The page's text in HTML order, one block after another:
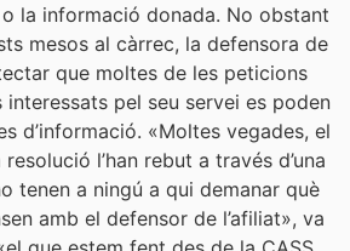
la informació donada. No obstant
mesos al càrrec, la defensora de
que moltes de les peticions
pel seu servei es poden
d’informació. «Moltes vegades, el
l’han rebut a través d’una
tenen a ningú a qui demanar què
amb el defensor de l’afiliat», va